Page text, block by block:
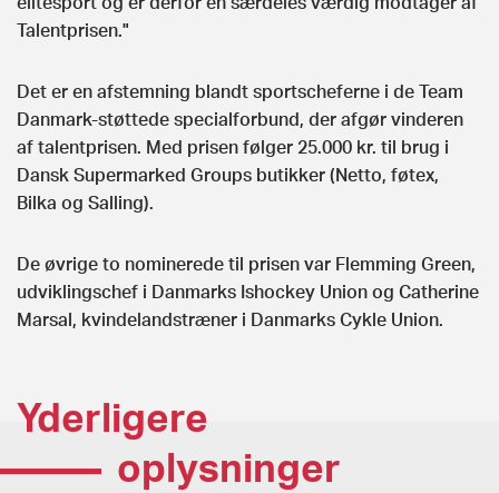
Talentprisen."
Det er en afstemning blandt sportscheferne i de Team
Danmark-støttede specialforbund, der afgør vinderen
af talentprisen. Med prisen følger 25.000 kr. til brug i
Dansk Supermarked Groups butikker (Netto, føtex,
Bilka og Salling).
De øvrige to nominerede til prisen var Flemming Green,
udviklingschef i Danmarks Ishockey Union og Catherine
Marsal, kvindelandstræner i Danmarks Cykle Union.
Yderligere
oplysninger